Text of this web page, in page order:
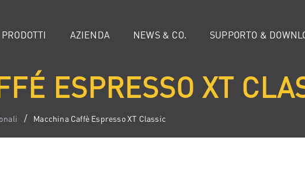
PRODOTTI AZIENDA NEWS & CO. SUPPORTO &
ESPRESSO XT
Macchina Caffè Espresso XT Classic